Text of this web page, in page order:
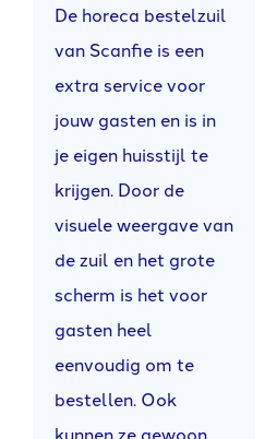
De horeca bestelzuil
van Scanfie is een
extra service voor
jouw gasten en is in
je eigen huisstijl te
krijgen. Door de
visuele weergave van
de zuil en het grote
scherm is het voor
gasten heel
eenvoudig om te
bestellen. Ook
kunnen ze gewoon